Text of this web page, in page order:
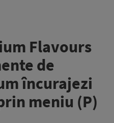
Flavours
de
încurajezi
meniu (P)